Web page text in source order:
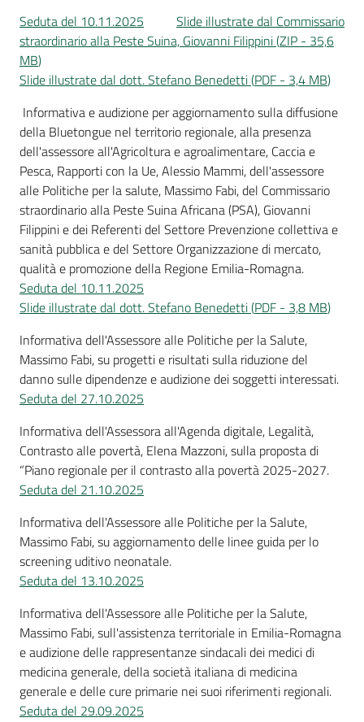
Seduta del 10.11.2025
Slide illustrate dal Commissario
straordinario alla Peste Suina, Giovanni Filippini(ZIP - 35,6
MB)
Slide illustrate dal dott. Stefano Benedetti(PDF - 3,4 MB)
Informativa e audizione per aggiornamento sulla diffusione
della Bluetongue nel territorio regionale, alla presenza
dell'assessore all'Agricoltura e agroalimentare, Caccia e
Pesca, Rapporti con la Ue, Alessio Mammi, dell'assessore
alle Politiche per la salute, Massimo Fabi, del Commissario
straordinario alla Peste Suina Africana (PSA), Giovanni
Filippini e dei Referenti del Settore Prevenzione collettiva e
sanità pubblica e del Settore Organizzazione di mercato,
qualità e promozione della Regione Emilia-Romagna.
Seduta del 10.11.2025
Slide illustrate dal dott. Stefano Benedetti(PDF - 3,8 MB)
Informativa dell'Assessore alle Politiche per la Salute,
Massimo Fabi, su progetti e risultati sulla riduzione del
danno sulle dipendenze e audizione dei soggetti interessati.
Seduta del 27.10.2025
Informativa dell'Assessora all'Agenda digitale, Legalità,
Contrasto alle povertà, Elena Mazzoni, sulla proposta di
“Piano regionale per il contrasto alla povertà 2025-2027.
Seduta del 21.10.2025
Informativa dell'Assessore alle Politiche per la Salute,
Massimo Fabi, su aggiornamento delle linee guida per lo
screening uditivo neonatale.
Seduta del 13.10.2025
Informativa dell'Assessore alle Politiche per la Salute,
Massimo Fabi, sull'assistenza territoriale in Emilia-Romagna
e audizione delle rappresentanze sindacali dei medici di
medicina generale, della società italiana di medicina
generale e delle cure primarie nei suoi riferimenti regionali.
Seduta del 29.09.2025